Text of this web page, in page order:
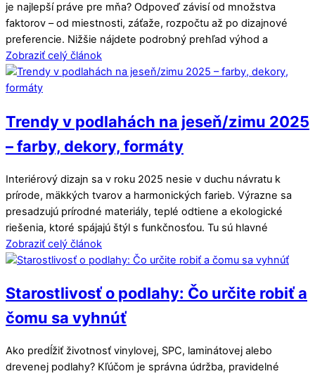
je najlepší práve pre mňa? Odpoveď závisí od množstva
faktorov – od miestnosti, záťaže, rozpočtu až po dizajnové
preferencie. Nižšie nájdete podrobný prehľad výhod a
Zobraziť celý článok
Trendy v podlahách na jeseň/zimu 2025
– farby, dekory, formáty
Interiérový dizajn sa v roku 2025 nesie v duchu návratu k
prírode, mäkkých tvarov a harmonických farieb. Výrazne sa
presadzujú prírodné materiály, teplé odtiene a ekologické
riešenia, ktoré spájajú štýl s funkčnosťou. Tu sú hlavné
Zobraziť celý článok
Starostlivosť o podlahy: Čo určite robiť a
čomu sa vyhnúť
Ako predĺžiť životnosť vinylovej, SPC, laminátovej alebo
drevenej podlahy? Kľúčom je správna údržba, pravidelné